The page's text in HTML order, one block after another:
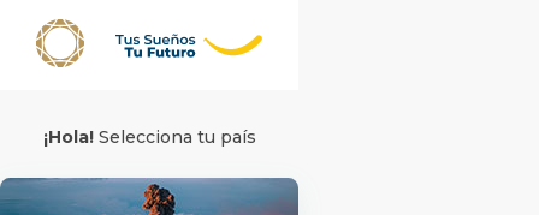
¡Hola!Selecciona tu país